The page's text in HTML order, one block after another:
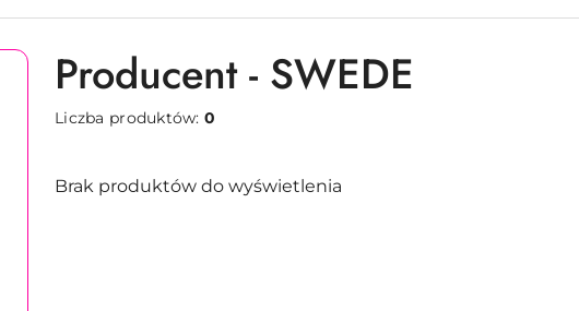
Producent - SWEDE
Liczba produktów:0
Brak produktów do wyświetlenia